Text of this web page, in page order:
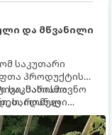
და მწვანილი
საკუთარი
პროდუქტის
საკმარისია
საიდანაც
და
სასიამოვნო
რომელი
ყველაზე კარგად